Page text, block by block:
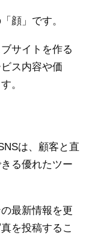
顔」です。
サイトを作る
ス内容や価
。
は、顧客と直
る優れたツー
最新情報を更
を投稿するこ